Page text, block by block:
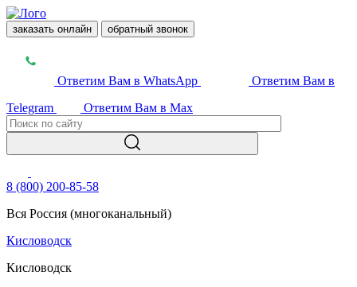
заказать онлайн обратный звонок
Ответим Вам в WhatsApp
Ответим Вам в
Telegram
Ответим Вам в Max
8 (800) 200-85-58
Вся Россия (многоканальный)
Кисловодск
Кисловодск